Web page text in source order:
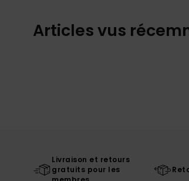
Articles vus
Livraison et retours
gratuits pour les